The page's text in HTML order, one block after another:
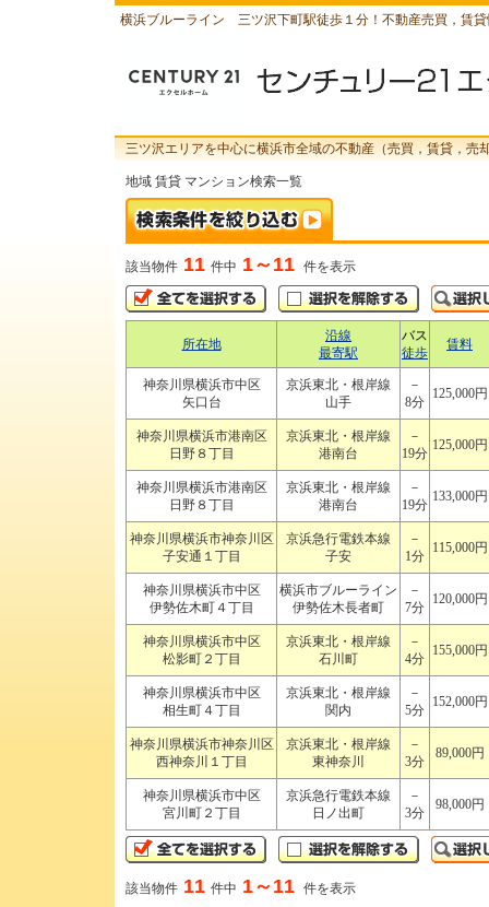
横浜ブルーライン 三ツ沢下町駅徒歩１分！不動産売買，賃
三ツ沢エリアを中心に横浜市全域の不動産（売買，賃貸，
地域 賃貸 マンション検索一覧
該当物件 11 件中 1～11 件を表示
所在地
沿線
最寄駅
バス
徒歩
賃料
神奈川県横浜市中区
矢口台
京浜東北・根岸線
山手
－
8分
125,000円
神奈川県横浜市港南区
日野８丁目
京浜東北・根岸線
港南台
－
19分
125,000円
神奈川県横浜市港南区
日野８丁目
京浜東北・根岸線
港南台
－
19分
133,000円
神奈川県横浜市神奈川区
子安通１丁目
京浜急行電鉄本線
子安
－
1分
115,000円
神奈川県横浜市中区
伊勢佐木町４丁目
横浜市ブルーライン
伊勢佐木長者町
－
7分
120,000円
神奈川県横浜市中区
松影町２丁目
京浜東北・根岸線
石川町
－
4分
155,000円
神奈川県横浜市中区
相生町４丁目
京浜東北・根岸線
関内
－
5分
152,000円
神奈川県横浜市神奈川区
西神奈川１丁目
京浜東北・根岸線
東神奈川
－
3分
89,000円
神奈川県横浜市中区
宮川町２丁目
京浜急行電鉄本線
日ノ出町
－
3分
98,000円
該当物件 11 件中 1～11 件を表示